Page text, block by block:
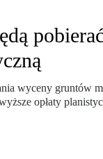
wyceny gruntów
opłaty